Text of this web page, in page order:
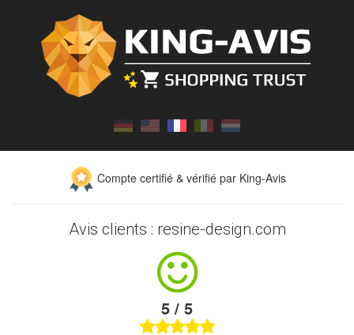
Compte certifié & vérifié par King-Avis
Avis clients : resine-design.com
5 / 5